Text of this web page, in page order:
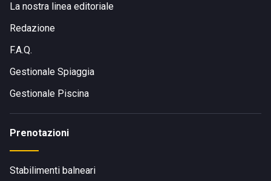
La nostra linea editoriale
Redazione
F.A.Q.
Gestionale Spiaggia
Gestionale Piscina
Prenotazioni
Stabilimenti balneari